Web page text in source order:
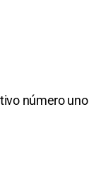
número uno